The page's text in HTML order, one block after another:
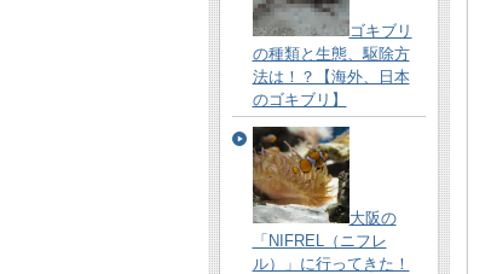
ゴキブリ
の種類と生態、駆除方
法は！？【海外、日本
のゴキブリ】
大阪の
「NIFREL（ニフレ
ル）」に行ってきた！